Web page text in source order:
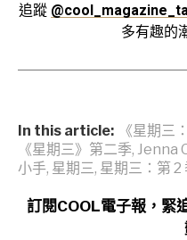
追蹤
多有趣的
In this article: 《星期三
《星期三》第二季, Jenna
小手, 星期三, 星期三：第 2
訂閱COOL電子報，緊